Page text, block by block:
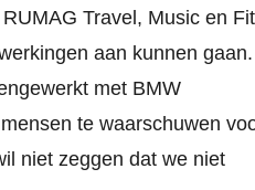
Travel, Music en Fit
aan kunnen gaan.
met BMW
te waarschuwen
niet zeggen dat we niet